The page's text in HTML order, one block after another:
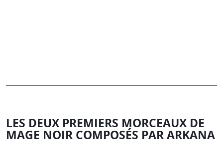
LES DEUX PREMIERS MORCEAUX DE
MAGE NOIR COMPOSÉS PAR ARKANA